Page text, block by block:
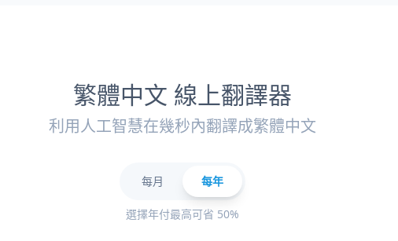
繁體中文 線上翻譯器
利用人工智慧在幾秒內翻譯成繁體中文
每月 每年
選擇年付最高可省 50%